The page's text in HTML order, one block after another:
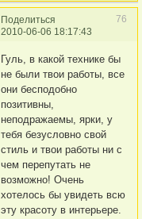
Поделиться
76
2010-06-06 18:17:43
Гуль, в какой технике бы
не были твои работы, все
они бесподобно
позитивны,
неподражаемы, ярки, у
тебя безусловно свой
стиль и твои работы ни с
чем перепутать не
возможно! Очень
хотелось бы увидеть всю
эту красоту в интерьере.